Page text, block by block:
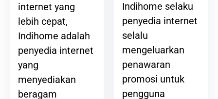
internet yang
lebih cepat,
Indihome adalah
penyedia internet
yang
menyediakan
beragam
Indihome selaku
penyedia internet
selalu
mengeluarkan
penawaran
promosi untuk
pengguna